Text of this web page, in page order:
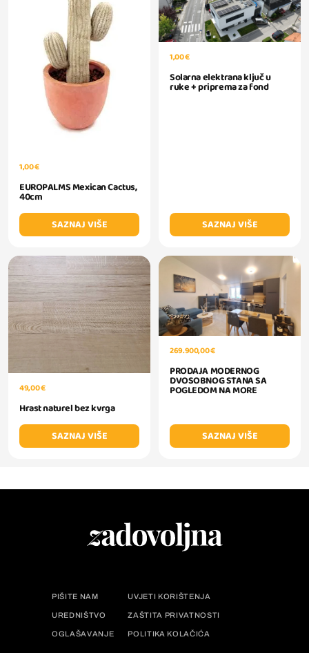
1,00 €
EUROPALMS Mexican Cactus,
40cm
SAZNAJ VIŠE
1,00 €
Solarna elektrana ključ u
ruke + priprema za fond
SAZNAJ VIŠE
49,00 €
Hrast naturel bez kvrga
SAZNAJ VIŠE
269.900,00 €
PRODAJA MODERNOG
DVOSOBNOG STANA SA
POGLEDOM NA MORE
SAZNAJ VIŠE
PIŠITE NAM UVJETI KORIŠTENJA
UREDNIŠTVO ZAŠTITA PRIVATNOSTI
OGLAŠAVANJE POLITIKA KOLAČIĆA